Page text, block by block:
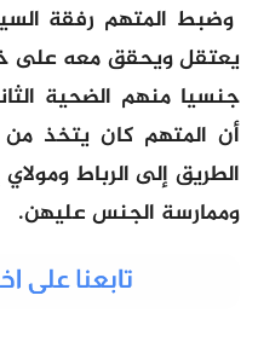
وضبط المتهم رفقة
يعتقل ويحقق معه على
جنسيا منهم الضحية
أن المتهم كان يتخذ
الطريق إلى الرباط
وممارسة الجنس عليهن.